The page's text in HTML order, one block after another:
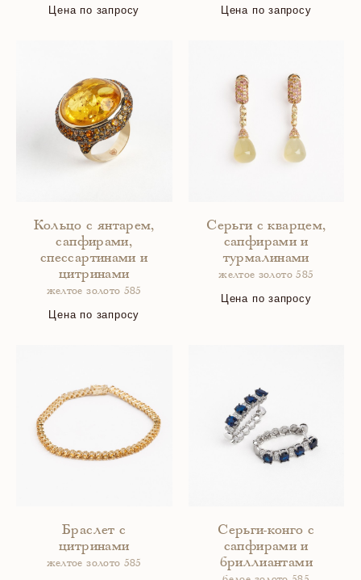
Цена по запросу Цена по запросу
Кольцо с янтарем,
сапфирами,
спессартинами и
цитринами
желтое золото 585
Цена по запросу
Серьги с кварцем,
сапфирами и
турмалинами
желтое золото 585
Цена по запросу
Браслет с
цитринами
желтое золото 585
Серьги-конго с
сапфирами и
бриллиантами